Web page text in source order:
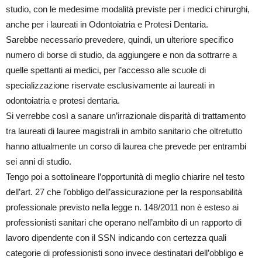
studio, con le medesime modalità previste per i medici chirurghi,
anche per i laureati in Odontoiatria e Protesi Dentaria.
Sarebbe necessario prevedere, quindi, un ulteriore specifico
numero di borse di studio, da aggiungere e non da sottrarre a
quelle spettanti ai medici, per l’accesso alle scuole di
specializzazione riservate esclusivamente ai laureati in
odontoiatria e protesi dentaria.
Si verrebbe così a sanare un’irrazionale disparità di trattamento
tra laureati di lauree magistrali in ambito sanitario che oltretutto
hanno attualmente un corso di laurea che prevede per entrambi
sei anni di studio.
Tengo poi a sottolineare l’opportunità di meglio chiarire nel testo
dell’art. 27 che l’obbligo dell’assicurazione per la responsabilità
professionale previsto nella legge n. 148/2011 non è esteso ai
professionisti sanitari che operano nell’ambito di un rapporto di
lavoro dipendente con il SSN indicando con certezza quali
categorie di professionisti sono invece destinatari dell’obbligo e